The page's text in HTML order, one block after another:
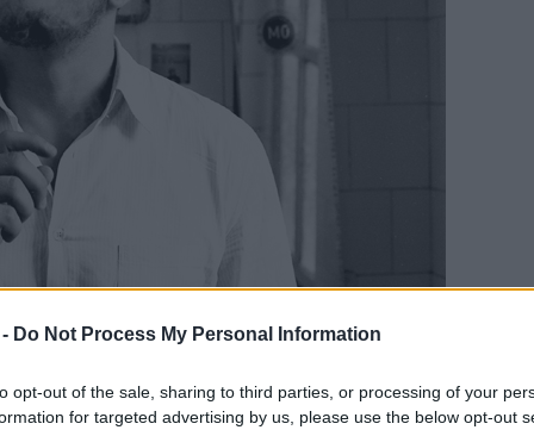
Do Not Process My Personal Information
opt-out of the sale, sharing to third parties, or processing of your
for targeted advertising by us, please use the below opt-out
Egyiptomban akár veszélybe is kerülhetsz.